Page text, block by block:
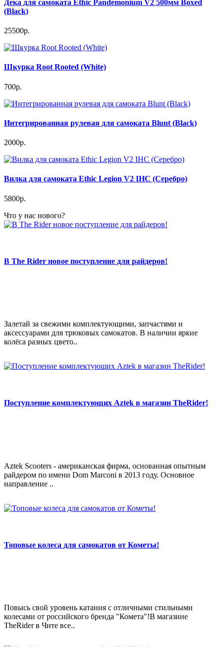
Дека для самоката Ethic Pandemonium V2 500мм Boxed
(Black)
25500р.
Шкурка Root Rooted (White)
700р.
Интегрированная рулевая для самоката Blunt (Black)
2000р.
Вилка для самоката Ethic Legion V2 IHC (Серебро)
5800р.
Что у нас нового?
В The Rider новое поступление для райдеров!
Залетай за свежими комплектующими, запчастями и
аксессуарами для трюковых самокатов. В наличии яркие
колёса разных цвето..
Поступление комплектующих Aztek в магазин TheRider!
Aztek Scooters - американская фирма, основанная опытным
райдером по имени Dom Marconi в 2013 году. Основное
направление ..
Топовые колеса для самокатов от Кометы!
Повысь свой уровень катания с отличными стильными
колесами от российского бренда "Комета"!В магазине
TheRider в Чите все..